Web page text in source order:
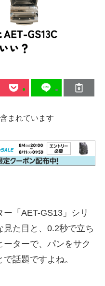
まれています
「AET-GS13」シリ
た目と、0.2秒で立ち
ーターで、パンをサク
話題ですよね。